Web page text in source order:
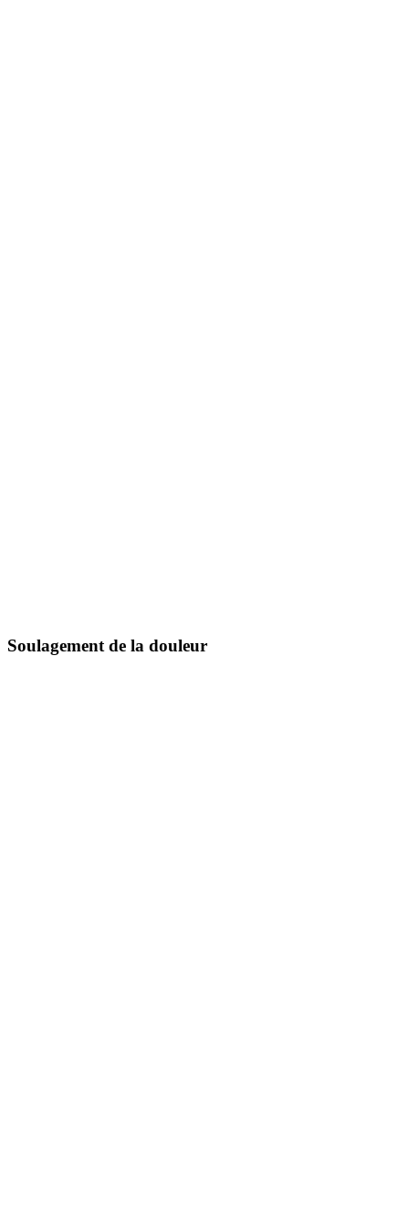
Soulagement de la douleur